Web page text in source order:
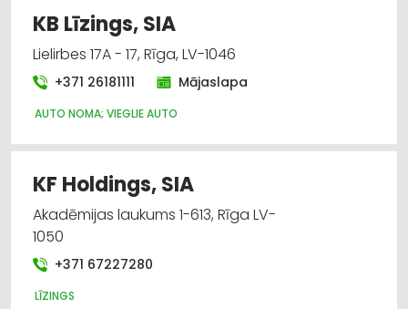
KB Līzings, SIA
Lielirbes 17A - 17, Rīga, LV-1046
+371 26181111 Mājaslapa
AUTO NOMA; VIEGLIE AUTO
KF Holdings, SIA
Akadēmijas laukums 1-613, Rīga LV-
1050
+371 67227280
LĪZINGS